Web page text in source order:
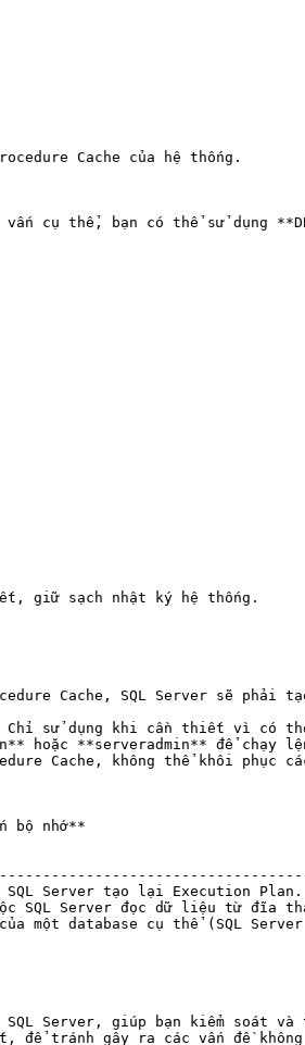
Cache của hệ thống.
cụ thể, bạn có thể sử dụng
giữ sạch nhật ký hệ thống.
Cache, SQL Server sẽ
Chỉ sử dụng khi cần thiết vì có
hoặc **serveradmin** để chạy
Cache, không thể khôi phục
bộ nhớ**
buộc SQL Server tạo lại
buộc SQL Server đọc dữ liệu từ
của một database cụ thể (SQL
SQL Server, giúp bạn kiểm
tránh gây ra các vấn đề không